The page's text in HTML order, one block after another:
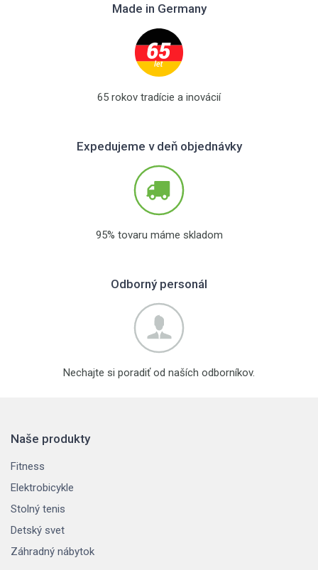
Made in Germany
65 rokov tradície a inovácií
Expedujeme v deň objednávky
95% tovaru máme skladom
Odborný personál
Nechajte si poradiť od naších odborníkov.
Naše produkty
Fitness
Elektrobicykle
Stolný tenis
Detský svet
Záhradný nábytok